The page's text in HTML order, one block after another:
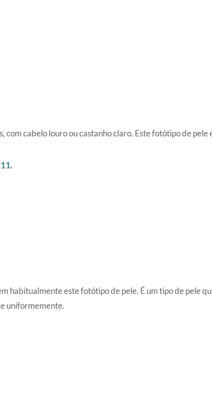
com cabelo louro ou castanho claro. Este fotótipo de
habitualmente este fotótipo de pele. É um tipo de pele
uniformemente.